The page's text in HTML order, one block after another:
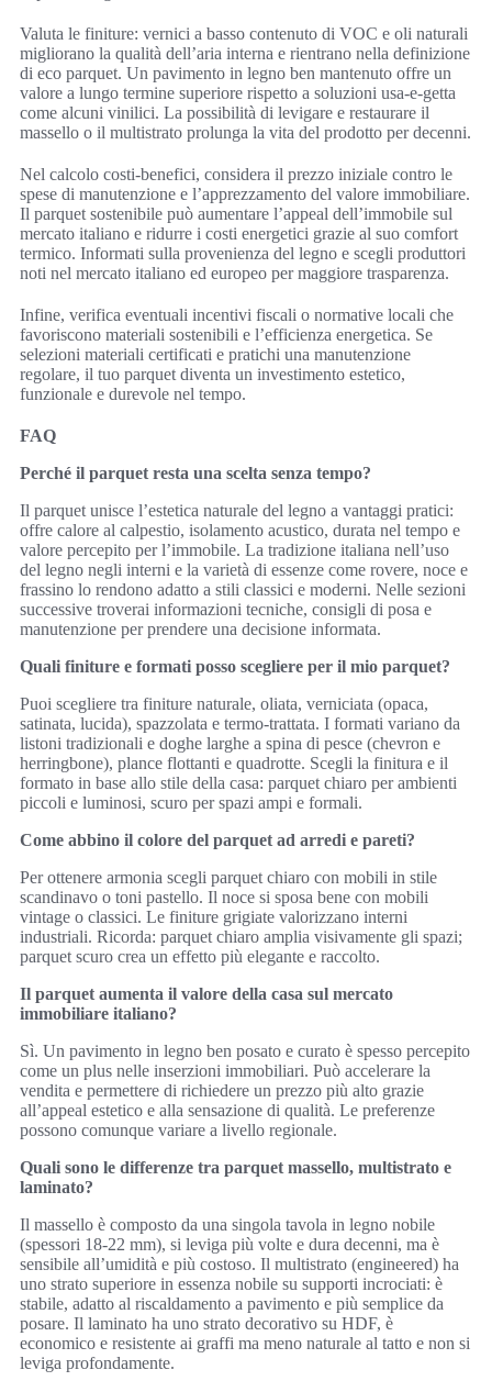
Valuta le finiture: vernici a basso contenuto di VOC e oli naturali
migliorano la qualità dell’aria interna e rientrano nella definizione
di eco parquet. Un pavimento in legno ben mantenuto offre un
valore a lungo termine superiore rispetto a soluzioni usa-e-getta
come alcuni vinilici. La possibilità di levigare e restaurare il
massello o il multistrato prolunga la vita del prodotto per decenni.
Nel calcolo costi-benefici, considera il prezzo iniziale contro le
spese di manutenzione e l’apprezzamento del valore immobiliare.
Il parquet sostenibile può aumentare l’appeal dell’immobile sul
mercato italiano e ridurre i costi energetici grazie al suo comfort
termico. Informati sulla provenienza del legno e scegli produttori
noti nel mercato italiano ed europeo per maggiore trasparenza.
Infine, verifica eventuali incentivi fiscali o normative locali che
favoriscono materiali sostenibili e l’efficienza energetica. Se
selezioni materiali certificati e pratichi una manutenzione
regolare, il tuo parquet diventa un investimento estetico,
funzionale e durevole nel tempo.
FAQ
Perché il parquet resta una scelta senza tempo?
Il parquet unisce l’estetica naturale del legno a vantaggi pratici:
offre calore al calpestio, isolamento acustico, durata nel tempo e
valore percepito per l’immobile. La tradizione italiana nell’uso
del legno negli interni e la varietà di essenze come rovere, noce e
frassino lo rendono adatto a stili classici e moderni. Nelle sezioni
successive troverai informazioni tecniche, consigli di posa e
manutenzione per prendere una decisione informata.
Quali finiture e formati posso scegliere per il mio parquet?
Puoi scegliere tra finiture naturale, oliata, verniciata (opaca,
satinata, lucida), spazzolata e termo-trattata. I formati variano da
listoni tradizionali e doghe larghe a spina di pesce (chevron e
herringbone), plance flottanti e quadrotte. Scegli la finitura e il
formato in base allo stile della casa: parquet chiaro per ambienti
piccoli e luminosi, scuro per spazi ampi e formali.
Come abbino il colore del parquet ad arredi e pareti?
Per ottenere armonia scegli parquet chiaro con mobili in stile
scandinavo o toni pastello. Il noce si sposa bene con mobili
vintage o classici. Le finiture grigiate valorizzano interni
industriali. Ricorda: parquet chiaro amplia visivamente gli spazi;
parquet scuro crea un effetto più elegante e raccolto.
Il parquet aumenta il valore della casa sul mercato
immobiliare italiano?
Sì. Un pavimento in legno ben posato e curato è spesso percepito
come un plus nelle inserzioni immobiliari. Può accelerare la
vendita e permettere di richiedere un prezzo più alto grazie
all’appeal estetico e alla sensazione di qualità. Le preferenze
possono comunque variare a livello regionale.
Quali sono le differenze tra parquet massello, multistrato e
laminato?
Il massello è composto da una singola tavola in legno nobile
(spessori 18-22 mm), si leviga più volte e dura decenni, ma è
sensibile all’umidità e più costoso. Il multistrato (engineered) ha
uno strato superiore in essenza nobile su supporti incrociati: è
stabile, adatto al riscaldamento a pavimento e più semplice da
posare. Il laminato ha uno strato decorativo su HDF, è
economico e resistente ai graffi ma meno naturale al tatto e non si
leviga profondamente.